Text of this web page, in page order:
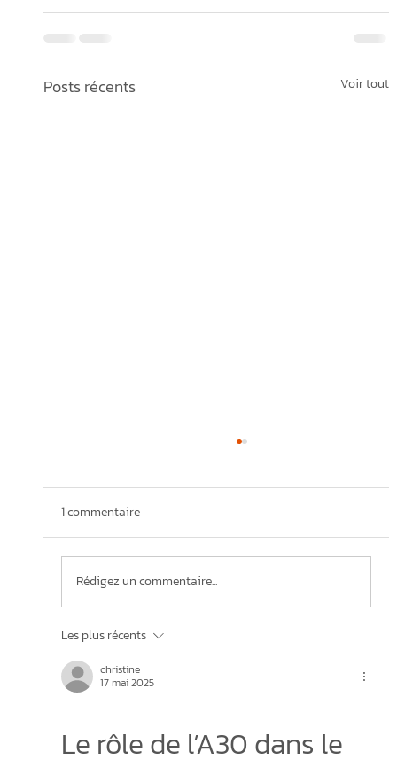
Posts récents Voir tout
Québec
1 commentaire
Rédigez un commentaire...
Les plus récents
christine
17 mai 2025
Le rôle de l’A30 dans le